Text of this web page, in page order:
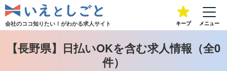
会社のココ知りたい！がわかる求人サイト キープ メニュー
【長野県】日払いOKを含む求人情報（全0
件）